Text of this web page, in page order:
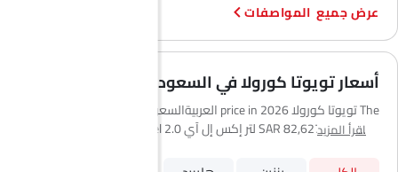
المواصفات
أسعار تويوتا كورولا في السعودية
اقرأ المزيد